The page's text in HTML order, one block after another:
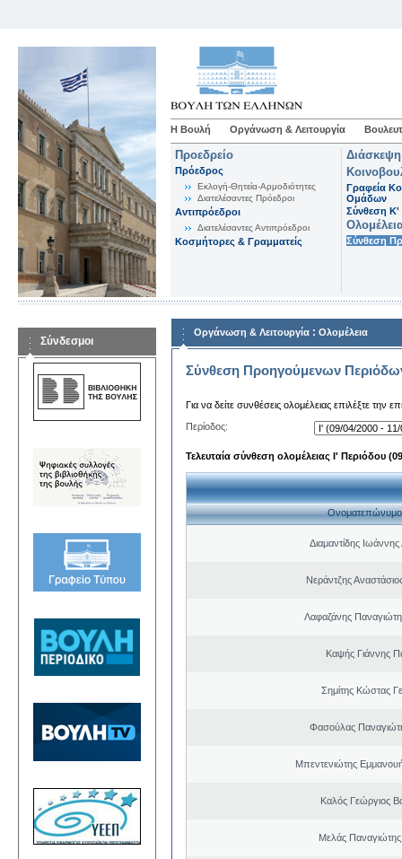
Η Βουλή Οργάνωση & Λειτουργία
Προεδρείο
Πρόεδρος
Εκλογή-Θητεία-Αρμοδιότητες
Διατελέσαντες Πρόεδροι
Αντιπρόεδροι
Διατελέσαντες Αντιπρόεδροι
Κοσμήτορες & Γραμματείς
Γραφεία
Ομάδων
Σύνθεση K'
Σύνθεση
Σύνδεσμοι
Οργάνωση & Λειτουργία : Ολομέλεια
Σύνθεση Προηγούμενων
Για να δείτε συνθέσεις ολομέλειας επιλέξτε την
Περίοδος:
Τελευταία σύνθεση ολομέλειας Ι' Περιόδου
Ονοματεπώνυμο
Διαμαντίδης Ιωάννης
Νεράντζης
Λαφαζάνης
Καψής Γιάννης
Σημίτης Κώστας
Φασούλας
Μπεντενιώτης
Καλός Γεώργιος
Μελάς